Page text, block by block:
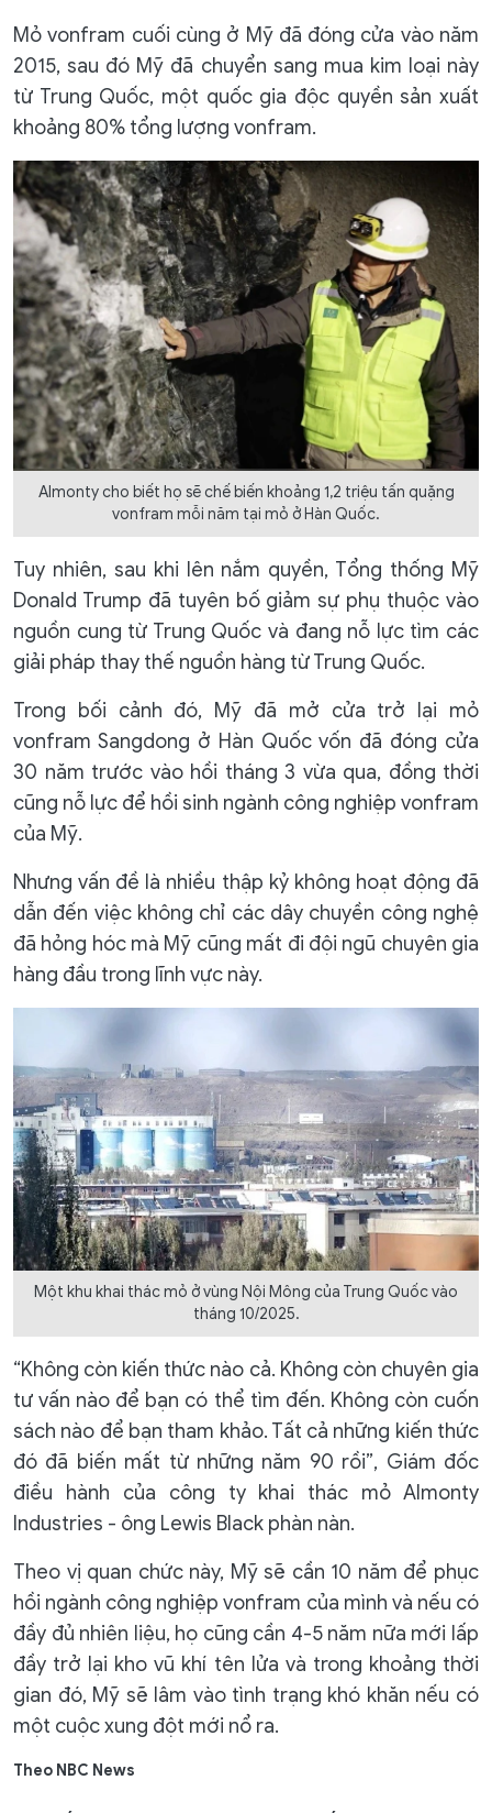
Mỏ vonfram cuối cùng ở Mỹ đã đóng cửa vào năm
2015, sau đó Mỹ đã chuyển sang mua kim loại này
từ Trung Quốc, một quốc gia độc quyền sản xuất
khoảng 80% tổng lượng vonfram.
Almonty cho biết họ sẽ chế biến khoảng 1,2 triệu tấn quặng
vonfram mỗi năm tại mỏ ở Hàn Quốc.
Tuy nhiên, sau khi lên nắm quyền, Tổng thống Mỹ
Donald Trump đã tuyên bố giảm sự phụ thuộc vào
nguồn cung từ Trung Quốc và đang nỗ lực tìm các
giải pháp thay thế nguồn hàng từ Trung Quốc.
Trong bối cảnh đó, Mỹ đã mở cửa trở lại mỏ
vonfram Sangdong ở Hàn Quốc vốn đã đóng cửa
30 năm trước vào hồi tháng 3 vừa qua, đồng thời
cũng nỗ lực để hồi sinh ngành công nghiệp vonfram
của Mỹ.
Nhưng vấn đề là nhiều thập kỷ không hoạt động đã
dẫn đến việc không chỉ các dây chuyền công nghệ
đã hỏng hóc mà Mỹ cũng mất đi đội ngũ chuyên gia
hàng đầu trong lĩnh vực này.
Một khu khai thác mỏ ở vùng Nội Mông của Trung Quốc vào
tháng 10/2025.
“Không còn kiến ​​thức nào cả. Không còn chuyên gia
tư vấn nào để bạn có thể tìm đến. Không còn cuốn
sách nào để bạn tham khảo. Tất cả những kiến ​​thức
đó đã biến mất từ ​​những năm 90 rồi”, Giám đốc
điều hành của công ty khai thác mỏ Almonty
Industries - ông Lewis Black phàn nàn.
Theo vị quan chức này, Mỹ sẽ cần 10 năm để phục
hồi ngành công nghiệp vonfram của mình và nếu có
đầy đủ nhiên liệu, họ cũng cần 4-5 năm nữa mới lấp
đầy trở lại kho vũ khí tên lửa và trong khoảng thời
gian đó, Mỹ sẽ lâm vào tình trạng khó khăn nếu có
một cuộc xung đột mới nổ ra.
Theo NBC News